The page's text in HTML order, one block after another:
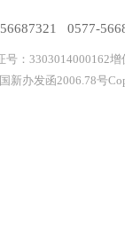
0577-
号：3303014000162
国新办发函2006.78号